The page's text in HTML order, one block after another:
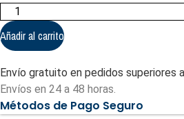
Cámara
para
grúas
con
detección
peatones
-
Comunicación
inalámbrica
Añadir al carrito
Envío gratuito en pedidos superiores
Envíos en 24 a 48 horas.
Métodos de Pago Seguro